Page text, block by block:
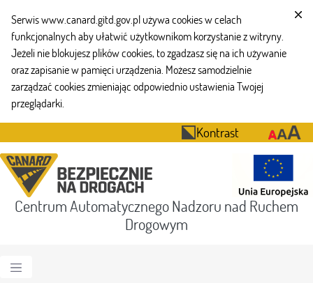
Serwis www.canard.gitd.gov.pl używa cookies w celach
funkcjonalnych aby ułatwić użytkownikom korzystanie z witryny.
Jeżeli nie blokujesz plików cookies, to zgadzasz się na ich używanie
oraz zapisanie w pamięci urządzenia. Możesz samodzielnie
zarządzać cookies zmieniając odpowiednio ustawienia Twojej
przeglądarki.
Kontrast
Centrum Automatycznego Nadzoru nad Ruchem
Drogowym